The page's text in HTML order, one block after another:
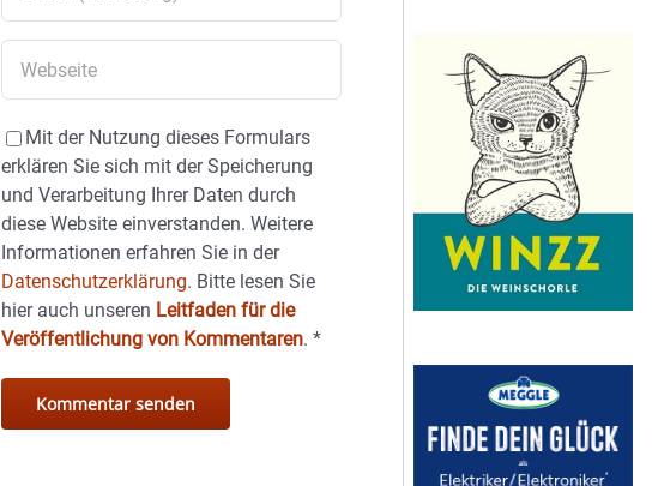
Mit der Nutzung dieses Formulars
erklären Sie sich mit der Speicherung
und Verarbeitung Ihrer Daten durch
diese Website einverstanden. Weitere
Informationen erfahren Sie in der
Datenschutzerklärung. Bitte lesen Sie
hier auch unseren Leitfaden für die
Veröffentlichung von Kommentaren.*